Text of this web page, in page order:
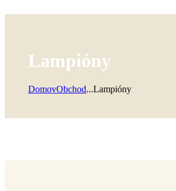
Lampióny
DomovObchod...Lampióny